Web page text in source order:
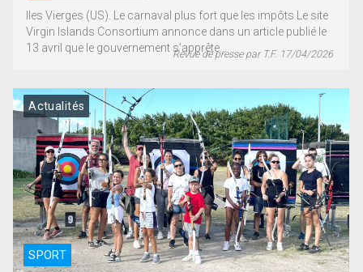
Iles Vierges (US). Le carnaval plus fort que les impôts Le site
Virgin Islands Consortium annonce dans un article publié le
13 avril que le gouvernement s’apprête...Revue de presse par T.F. 17/04/2026
SPORT
Actualités